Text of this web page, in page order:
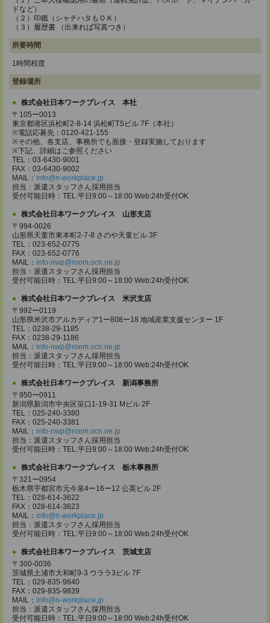
ドなど）
（２）印鑑（シャチハタもＯＫ）
（３）履歴書 （出来れば写真つき）
所要時間
1時間程度
登録場所
株式会社日本ワークプレイス 本社
〒105ー0013
東京都港区浜松町2-8-14 浜松町TSビル 7F（本社）
※電話応募先：0120-421-155
※その他、各支店、事務所でも面接・登録実施しております
※下記、詳細はご参照ください
TEL：03-6430-9001
FAX：03-6430-9002
MAIL： info@n-workplace.jp
担当：派遣スタッフさん採用担当
受付可能日時：TEL:平日9:00～18:00 Web:24h受付OK
株式会社日本ワークプレイス 山形支店
〒994-0026
山形県天童市東本町2-7-8 さのや天童ビル 3F
TEL：023-652-0775
FAX：023-652-0776
MAIL： info-nwp@room.ocn.ne.jp
担当：派遣スタッフさん採用担当
受付可能日時：TEL:平日9:00～18:00 Web:24h受付OK
株式会社日本ワークプレイス 米沢支店
〒992ー0119
山形県米沢市アルカディア1ー808ー18 地域産業支援センター 1F
TEL：0238-29-1185
FAX：0238-29-1186
MAIL： info-nwp@room.ocn.ne.jp
担当：派遣スタッフさん採用担当
受付可能日時：TEL:平日9:00～18:00 Web:24h受付OK
株式会社日本ワークプレイス 新潟事務所
〒950ー0911
新潟県新潟市中央区笹口1-19-31 Mビル 2F
TEL：025-240-3380
FAX：025-240-3381
MAIL： info-nwp@room.ocn.ne.jp
担当：派遣スタッフさん採用担当
受付可能日時：TEL:平日9:00～18:00 Web:24h受付OK
株式会社日本ワークプレイス 栃木事務所
〒321ー0954
栃木県宇都宮市元今泉4ー16ー12 公英ビル 2F
TEL：028-614-3622
FAX：028-614-3623
MAIL： info@n-workplace.jp
担当：派遣スタッフさん採用担当
受付可能日時：TEL:平日9:00～18:00 Web:24h受付OK
株式会社日本ワークプレイス 茨城支店
〒300-0036
茨城県土浦市大和町9-3 ウララ3ビル 7F
TEL：029-835-9840
FAX：029-835-9839
MAIL： info@n-workplace.jp
担当：派遣スタッフさん採用担当
受付可能日時：TEL:平日9:00～18:00 Web:24h受付OK